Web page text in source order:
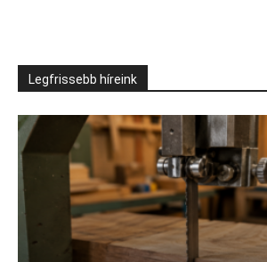
Legfrissebb híreink